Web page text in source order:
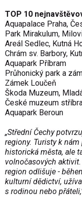
TOP 10
Aquapalace Praha,
Park Mirakulum,
Areál Sedlec, Kutná
Chrám sv. Barbory,
Aquapark Příbram
Průhonický park a
Zámek Loučeň
Škoda Muzeum,
České muzeum
Aquapark Beroun
„Střední Čechy
regiony. Turis­ty k
historická města, ale
volnočasových
region odlišuje -
kulturní dědictví,
s rodinou nebo